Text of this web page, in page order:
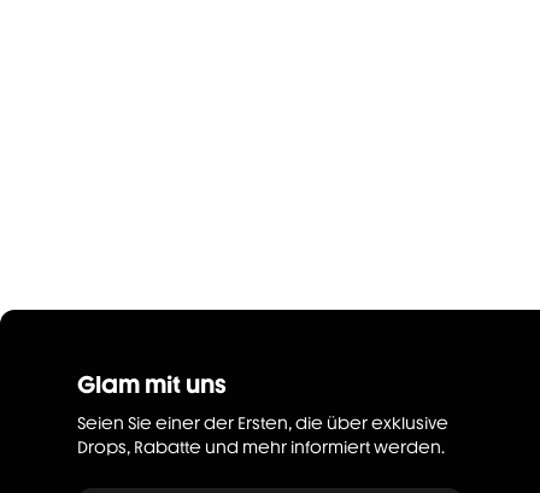
Glam mit uns
Seien Sie einer der Ersten, die über exklusive
Drops, Rabatte und mehr informiert werden.